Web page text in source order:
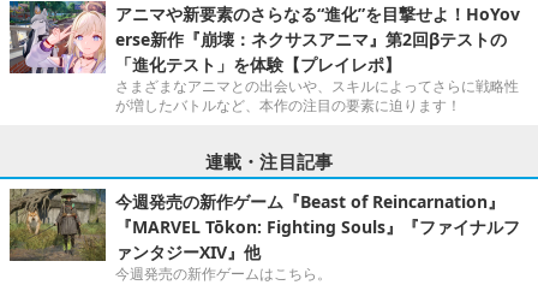
アニマや新要素のさらなる“進化”を目撃せよ！HoYov
erse新作『崩壊：ネクサスアニマ』第2回βテストの
「進化テスト」を体験【プレイレポ】
さまざまなアニマとの出会いや、スキルによってさらに戦略性
が増したバトルなど、本作の注目の要素に迫ります！
連載・注目記事
今週発売の新作ゲーム『Beast of Reincarnation』
『MARVEL Tōkon: Fighting Souls』『ファイナルフ
ァンタジーXIV』他
今週発売の新作ゲームはこちら。